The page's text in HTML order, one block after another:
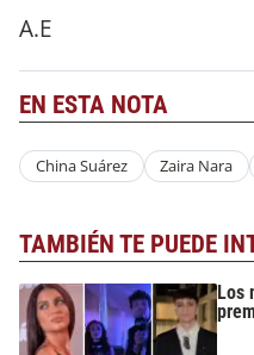
A.E
EN ESTA NOTA
China Suárez Zaira Nara
TAMBIÉN TE PUEDE
Los